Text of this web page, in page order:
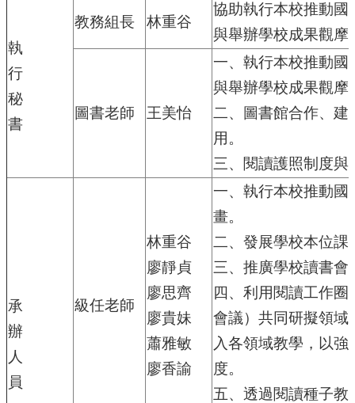
廣
興
國
小
生
活
(臉
設
幼
園
臉
執
行
秘
書
教務組長 林重谷
協助執行本校推動國
與舉辦學校成果觀摩
圖書老師 王美怡
一、執行本校推動國
與舉辦學校成果觀摩
二、圖書館合作、建
用。
三、閱讀護照制度與
承
辦
人
員
級任老師
林重谷
廖靜貞
廖思齊
廖貴妹
蕭雅敏
廖香諭
一、執行本校推動國
畫。
二、發展學校本位課
三、推廣學校讀書會
四、利用閱讀工作
會議）共同研擬領域
入各領域教學，以
度。
五、透過閱讀種子教